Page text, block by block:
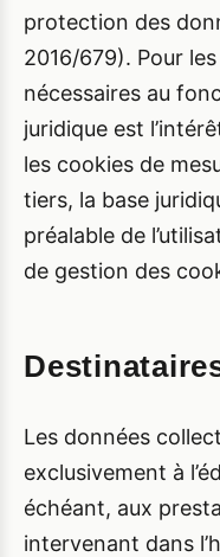
protection des
2016/679). Pour
nécessaires au
juridique est
les cookies de
tiers, la base
préalable de
de gestion des
Les données
exclusivement à
échéant, aux
intervenant dans